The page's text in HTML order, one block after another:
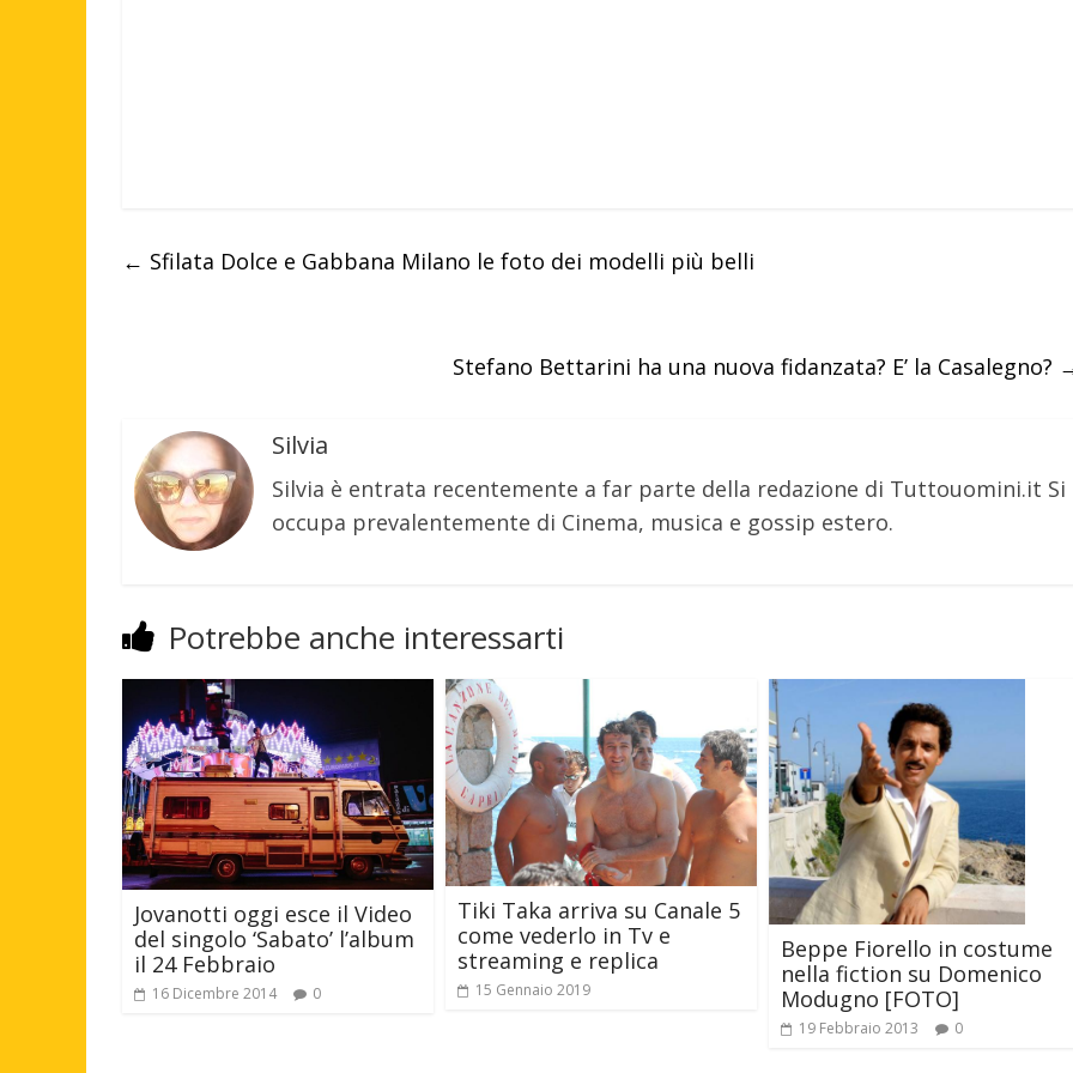
← Sfilata Dolce e Gabbana Milano le foto dei modelli più belli
Stefano Bettarini ha una nuova fidanzata? E’ la Casalegno?
Silvia
Silvia è entrata recentemente a far parte della redazione di Tuttouomini.it Si
occupa prevalentemente di Cinema, musica e gossip estero.
Potrebbe anche interessarti
Jovanotti oggi esce il Video
del singolo ‘Sabato’ l’album
il 24 Febbraio
16 Dicembre 2014 0
Tiki Taka arriva su Canale 5
come vederlo in Tv e
streaming e replica
15 Gennaio 2019
Beppe Fiorello in costume
nella fiction su Domenico
Modugno [FOTO]
19 Febbraio 2013 0